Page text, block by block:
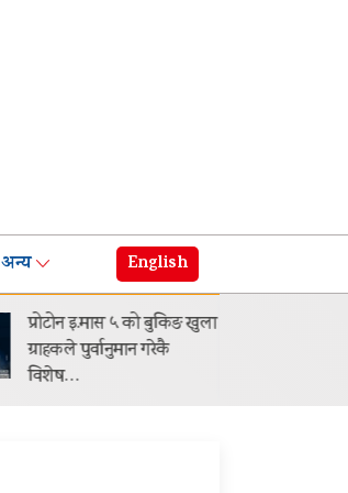
अन्य English
प्रोटोन इ.मास ५ को बुकिङ खुला
ग्राहकले पुर्वानुमान गरेकै
विशेष…